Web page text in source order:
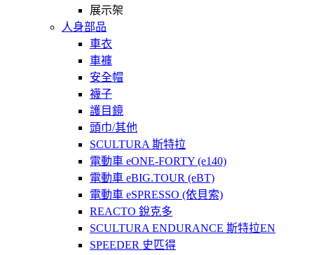
展示架
人身部品
車衣
車褲
安全帽
襪子
護目鏡
頭巾/其他
SCULTURA 斯特拉
電動車 eONE-FORTY (e140)
電動車 eBIG.TOUR (eBT)
電動車 eSPRESSO (依貝索)
REACTO 銳克多
SCULTURA ENDURANCE 斯特拉EN
SPEEDER 史匹得